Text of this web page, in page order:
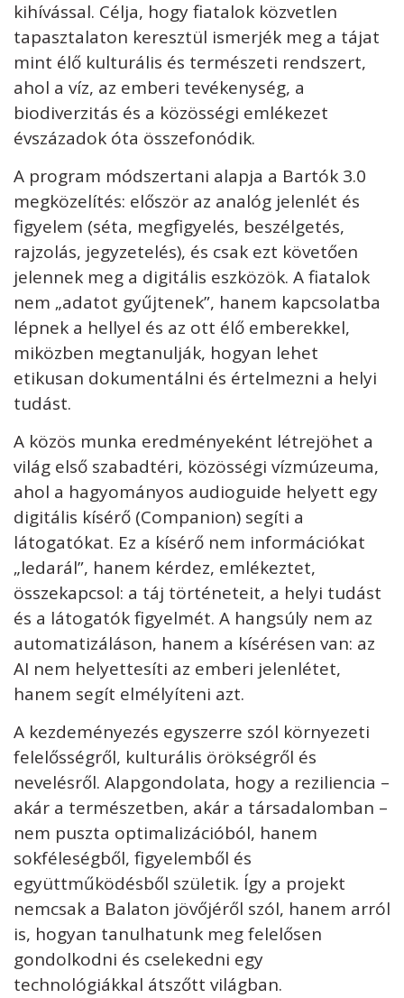
kihívással. Célja, hogy fiatalok közvetlen
tapasztalaton keresztül ismerjék meg a tájat
mint élő kulturális és természeti rendszert,
ahol a víz, az emberi tevékenység, a
biodiverzitás és a közösségi emlékezet
évszázadok óta összefonódik.
A program módszertani alapja a Bartók 3.0
megközelítés: először az analóg jelenlét és
figyelem (séta, megfigyelés, beszélgetés,
rajzolás, jegyzetelés), és csak ezt követően
jelennek meg a digitális eszközök. A fiatalok
nem „adatot gyűjtenek”, hanem kapcsolatba
lépnek a hellyel és az ott élő emberekkel,
miközben megtanulják, hogyan lehet
etikusan dokumentálni és értelmezni a helyi
tudást.
A közös munka eredményeként létrejöhet a
világ első szabadtéri, közösségi vízmúzeuma,
ahol a hagyományos audioguide helyett egy
digitális kísérő (Companion) segíti a
látogatókat. Ez a kísérő nem információkat
„ledarál”, hanem kérdez, emlékeztet,
összekapcsol: a táj történeteit, a helyi tudást
és a látogatók figyelmét. A hangsúly nem az
automatizáláson, hanem a kísérésen van: az
AI nem helyettesíti az emberi jelenlétet,
hanem segít elmélyíteni azt.
A kezdeményezés egyszerre szól környezeti
felelősségről, kulturális örökségről és
nevelésről. Alapgondolata, hogy a reziliencia –
akár a természetben, akár a társadalomban –
nem puszta optimalizációból, hanem
sokféleségből, figyelemből és
együttműködésből születik. Így a projekt
nemcsak a Balaton jövőjéről szól, hanem arról
is, hogyan tanulhatunk meg felelősen
gondolkodni és cselekedni egy
technológiákkal átszőtt világban.